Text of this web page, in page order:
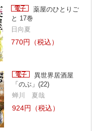
薬屋のひとりご
と 17巻
日向夏
770円（税込）
異世界居酒屋
「のぶ」(22)
蝉川 夏哉
924円（税込）